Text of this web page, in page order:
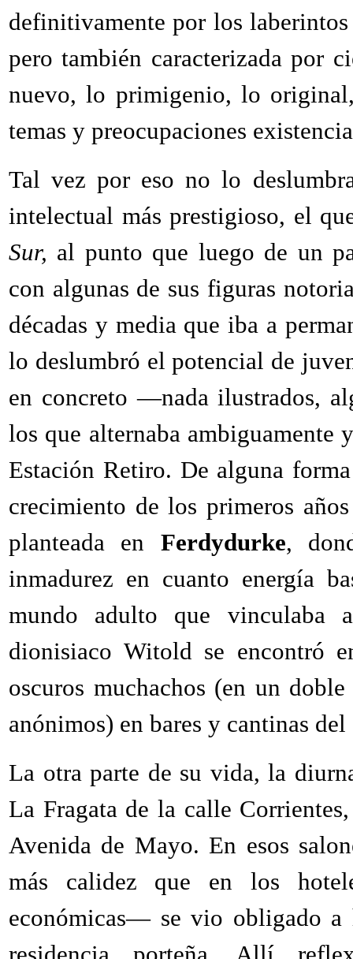
definitivamente por los
pero también caracterizada por
nuevo, lo primigenio, lo
temas y preocupaciones
Tal vez por eso no lo
intelectual más prestigioso, el
Sur, al punto que luego de un
con algunas de sus figuras
décadas y media que iba a
lo deslumbró el potencial de
en concreto —nada ilustrados,
los que alternaba ambiguamente
Estación Retiro. De alguna
crecimiento de los primeros
planteada en Ferdydurke,
inmadurez en cuanto energía
mundo adulto que
dionisiaco Witold se encontró
oscuros muchachos (en un
anónimos) en bares y cantinas del
La otra parte de su vida, la
La Fragata de la calle
Avenida de Mayo. En esos
más calidez que en los
económicas— se vio obligado a